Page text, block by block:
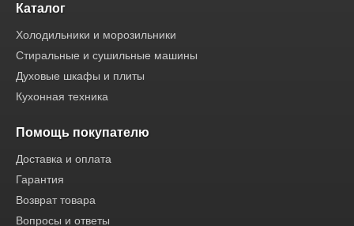
Каталог
Холодильники и морозильники
Стиральные и сушильные машины
Духовые шкафы и плиты
Кухонная техника
Помощь покупателю
Доставка и оплата
Гарантия
Возврат товара
Вопросы и ответы